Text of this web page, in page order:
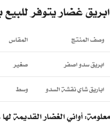
ابريق غضار يتوفر للبيع
وصف المنتج المقاس
ابريق سدو اصفر صغير
اباريق شاي نقشة السدو وسط
معلومة: أواني الغضار القديمة